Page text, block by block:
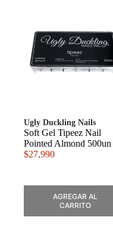
Ugly Duckling Nails
Soft Gel Tipeez Nail
Pointed Almond 500un
$27,990
AGREGAR AL
CARRITO